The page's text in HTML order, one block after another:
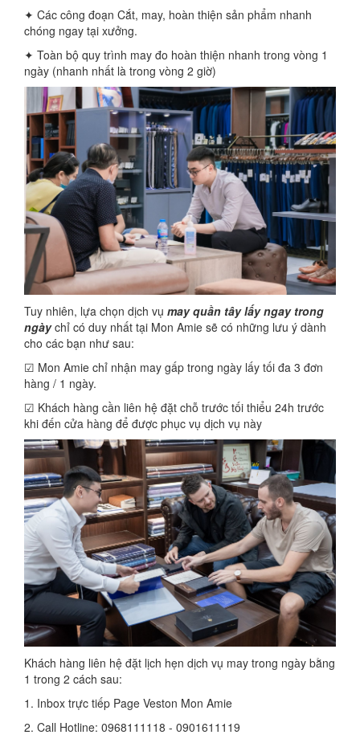
✦ Các công đoạn Cắt, may, hoàn thiện sản phẩm nhanh
chóng ngay tại xưởng.
✦ Toàn bộ quy trình may đo hoàn thiện nhanh trong vòng 1
ngày (nhanh nhất là trong vòng 2 giờ)
Tuy nhiên, lựa chọn dịch vụ may quần tây lấy ngay trong
ngàychỉ có duy nhất tại Mon Amie sẽ có những lưu ý dành
cho các bạn như sau:
☑ Mon Amie chỉ nhận may gấp trong ngày lấy tối đa 3 đơn
hàng / 1 ngày.
☑ Khách hàng cần liên hệ đặt chỗ trước tối thiểu 24h trước
khi đến cửa hàng để được phục vụ dịch vụ này
Khách hàng liên hệ đặt lịch hẹn dịch vụ may trong ngày bằng
1 trong 2 cách sau:
1. Inbox trực tiếp Page Veston Mon Amie
2. Call Hotline: 0968111118 - 0901611119